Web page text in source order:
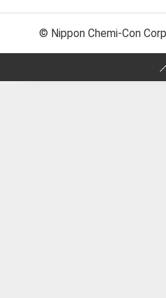
© Nippon Chemi-Con